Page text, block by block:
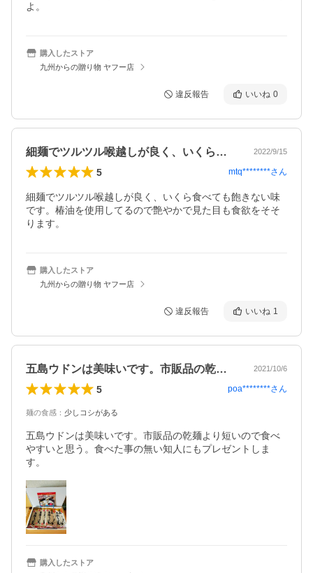
よ。
購入したストア
九州からの贈り物 ヤフー店
違反報告 いいね 0
細麺でツルツル喉越しが良く、いくら食べ… 2022/9/15
5 mtq********さん
細麺でツルツル喉越しが良く、いくら食べても飽きない味
です。椿油を使用してるので艶やかで見た目も食欲をそそ
ります。
購入したストア
九州からの贈り物 ヤフー店
違反報告 いいね 1
五島ウドンは美味いです。市販品の乾麺よ… 2021/10/6
5 poa********さん
麺の食感 ： 少しコシがある
五島ウドンは美味いです。市販品の乾麺より短いので食べ
やすいと思う。食べた事の無い知人にもプレゼントしま
す。
購入したストア